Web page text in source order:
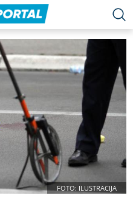
FOTO: ILUSTRACIJA